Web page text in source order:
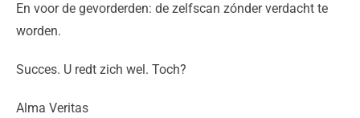
En voor de gevorderden: de zelfscan zónder verdacht te
worden.
Succes. U redt zich wel. Toch?
Alma Veritas